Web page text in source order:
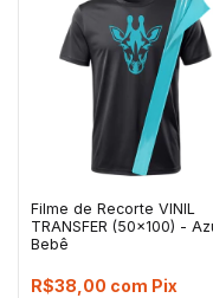
Filme de Recorte VINIL
TRANSFER (50x100) -
Bebê
R$38,00 com Pix